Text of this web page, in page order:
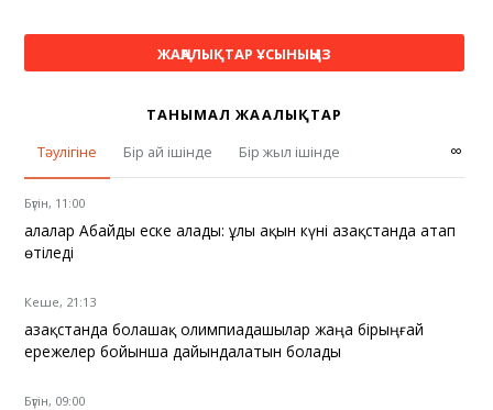
ЖАҢАЛЫҚТАР ҰСЫНЫҢЫЗ
ТАНЫМАЛ ЖАҢАЛЫҚТАР
Тәулігіне
Бір ай ішінде Бір жыл ішінде ∞
Бүгін, 11:00
Қалалар Абайды еске алады: ұлы ақын күні Қазақстанда атап
өтіледі
Кеше, 21:13
Қазақстанда болашақ олимпиадашылар жаңа бірыңғай
ережелер бойынша дайындалатын болады
Бүгін, 09:00